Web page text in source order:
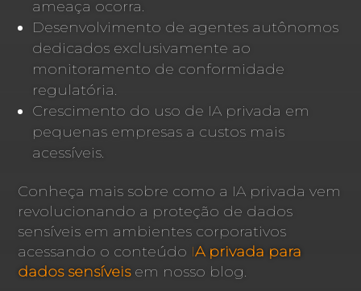
ameaça ocorra.
Desenvolvimento de agentes autônomos
dedicados exclusivamente ao
monitoramento de conformidade
regulatória.
Crescimento do uso de IA privada em
pequenas empresas a custos mais
acessíveis.
Conheça mais sobre como a IA privada vem
revolucionando a proteção de dados
sensíveis em ambientes corporativos
acessando o conteúdo IA privada para
dados sensíveisem nosso blog.